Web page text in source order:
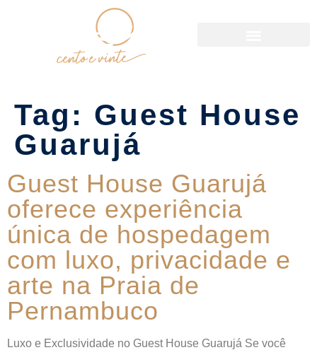
Tag: Guest House
Guarujá
Guest House Guarujá
oferece experiência
única de hospedagem
com luxo, privacidade e
arte na Praia de
Pernambuco
Luxo e Exclusividade no Guest House Guarujá Se você